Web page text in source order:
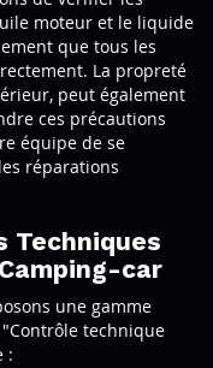
moteur et le liquide
que tous les
La propreté
peut également
ces précautions
équipe de se
réparations
Techniques
car
une gamme
technique
: